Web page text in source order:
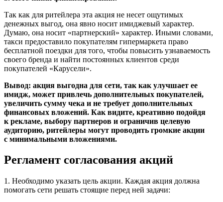
Так как для ритейлера эта акция не несет ощутимых
денежных выгод, она явно носит имиджевый характер.
Думаю, она носит «партнерский» характер. Иными словами,
такси предоставило покупателям гипермаркета право
бесплатной поездки для того, чтобы повысить узнаваемость
своего бренда и найти постоянных клиентов среди
покупателей «Карусели».
Вывод: акция выгодна для сети, так как улучшает ее
имидж, может привлечь дополнительных покупателей,
увеличить сумму чека и не требует дополнительных
финансовых вложений. Как видите, креативно подойдя
к рекламе, выбору партнеров и ограничив целевую
аудиторию, ритейлеры могут проводить громкие акции
с минимальными вложениями.
Регламент согласования акций
1. Необходимо указать цель акции. Каждая акция должна
помогать сети решать стоящие перед ней задачи: